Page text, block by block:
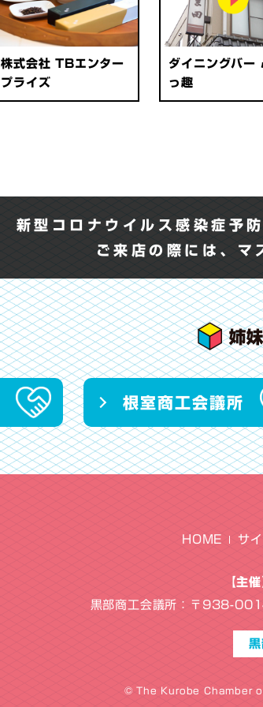
株式会社 TBエンター
プライズ
ダイニングバー
っ趣
新型コロナウイルス感染症予
ご来店の際には、
根室商工会議所
HOME サ
【主
黒部商工会議所：〒938-
© The Kurobe Chamber